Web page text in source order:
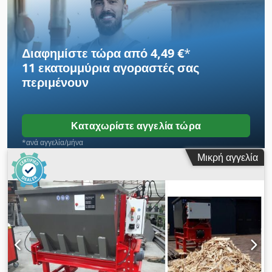
έναν άξονα για ξύλο, ογκώδη απορρίμματα και βιομηχανικά
απόβλητα. Αξιόπιστος και ισχυρός για συνεχή λειτουργία.
Csdpfx Afezdp Dqonoha Τιμή: 65.000 € Τοποθεσία: Merano
(Νότιο Τιρόλο) - Ιταλία
Διαφημίστε τώρα από 4,49 €*
11 εκατομμύρια αγοραστέςσας
περιμένουν
Καταχωρίστε αγγελία τώρα
*ανά αγγελία/μήνα
Μικρή αγγελία